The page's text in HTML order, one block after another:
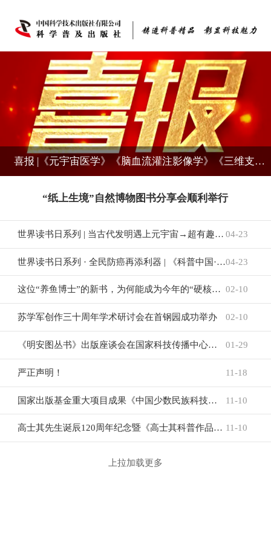
喜报 |《元宇宙医学》《脑血流灌注影像学》《三维支气管解剖影像图谱》入选2024年度国家科学技术学术著作出版基金资助项目
世界读书日系列 | 当古代发明遇上元宇宙→超有趣的中国“酷”发明展厅你确定不来？ 04-23
世界读书日系列 · 全民防癌再添利器 | 《科普中国·肿瘤防控科普丛书》重磅亮相2025中国抗癌协会整合科普大会04-23
这位“养鱼博士”的新书，为何能成为今年的“硬核年货”？ 02-10
苏学军创作三十周年学术研讨会在首钢园成功举办 02-10
《明安图丛书》出版座谈会在国家科技传播中心召开 01-29
严正声明！ 11-18
国家出版基金重大项目成果《中国少数民族科技与文明》丛书在广西隆重发布 11-10
高士其先生诞辰120周年纪念暨《高士其科普作品精选》新书发布会在北京中国科学技术馆举行 11-10